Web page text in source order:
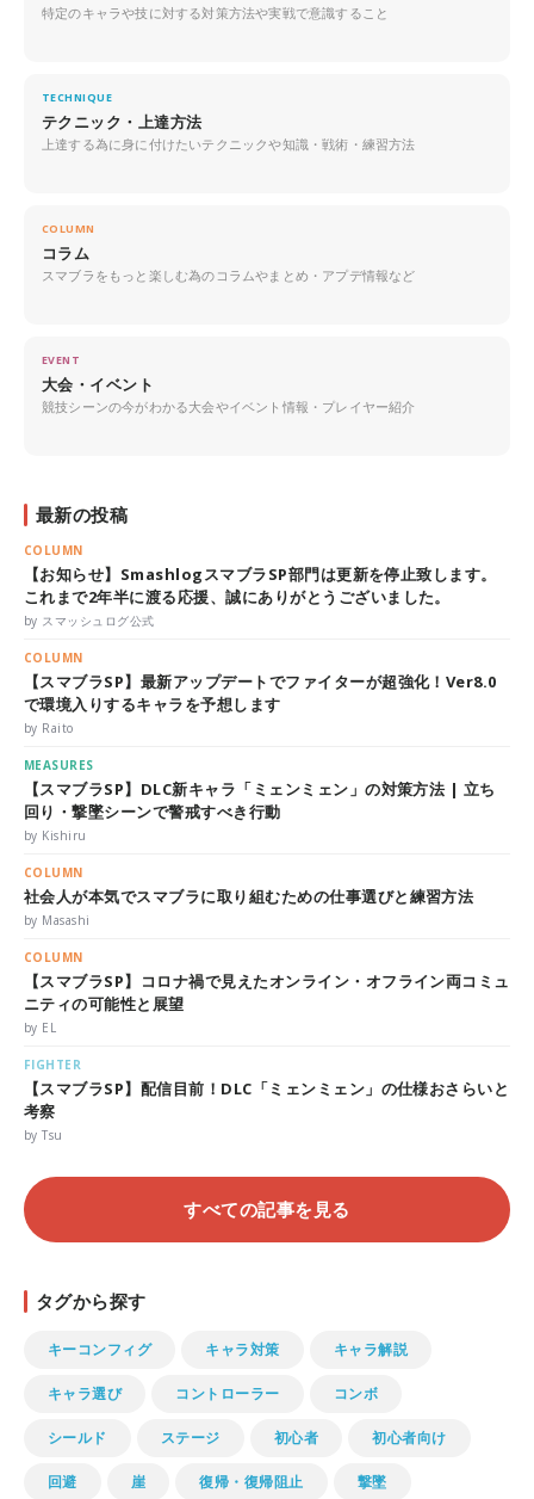
特定のキャラや技に対する対策方法や実戦で意識すること
TECHNIQUE
テクニック・上達方法
上達する為に身に付けたいテクニックや知識・戦術・練習方法
COLUMN
コラム
スマブラをもっと楽しむ為のコラムやまとめ・アプデ情報など
EVENT
大会・イベント
競技シーンの今がわかる大会やイベント情報・プレイヤー紹介
最新の投稿
COLUMN
【お知らせ】SmashlogスマブラSP部門は更新を停止致します。
これまで2年半に渡る応援、誠にありがとうございました。
by スマッシュログ公式
COLUMN
【スマブラSP】最新アップデートでファイターが超強化！Ver8.0
で環境入りするキャラを予想します
by Raito
MEASURES
【スマブラSP】DLC新キャラ「ミェンミェン」の対策方法 | 立ち
回り・撃墜シーンで警戒すべき行動
by Kishiru
COLUMN
社会人が本気でスマブラに取り組むための仕事選びと練習方法
by Masashi
COLUMN
【スマブラSP】コロナ禍で見えたオンライン・オフライン両コミュ
ニティの可能性と展望
by EL
FIGHTER
【スマブラSP】配信目前！DLC「ミェンミェン」の仕様おさらいと
考察
by Tsu
すべての記事を見る
タグから探す
キーコンフィグ キャラ対策 キャラ解説
キャラ選び コントローラー コンボ
シールド ステージ 初心者 初心者向け
回避 崖 復帰・復帰阻止 撃墜